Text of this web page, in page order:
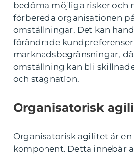
bedöma möjliga risker och
förbereda organisationen
omställningar. Det kan
förändrade
marknadsbegränsningar,
omställning kan bli
och stagnation.
Organisatorisk
Organisatorisk agilitet är en
komponent. Detta innebär